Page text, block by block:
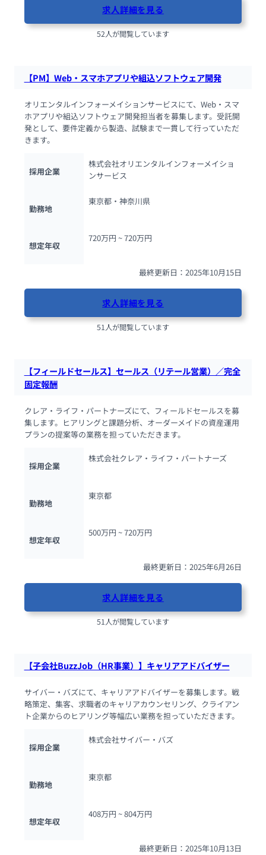
求人詳細を見る
52人が閲覧しています
【PM】Web・スマホアプリや組込ソフトウェア開発
オリエンタルインフォーメイションサービスにて、Web・スマ
ホアプリや組込ソフトウェア開発担当者を募集します。受託開
発として、要件定義から製造、試験まで一貫して行っていただ
きます。
採用企業
株式会社オリエンタルインフォーメイショ
ンサービス
勤務地
東京都・神奈川県
想定年収
720万円 ~ 720万円
最終更新日：2025年10月15日
求人詳細を見る
51人が閲覧しています
【フィールドセールス】セールス（リテール営業）／完全
固定報酬
クレア・ライフ・パートナーズにて、フィールドセールスを募
集します。ヒアリングと課題分析、オーダーメイドの資産運用
プランの提案等の業務を担っていただきます。
採用企業
株式会社クレア・ライフ・パートナーズ
勤務地
東京都
想定年収
500万円 ~ 720万円
最終更新日：2025年6月26日
求人詳細を見る
51人が閲覧しています
【子会社BuzzJob（HR事業）】キャリアアドバイザー
サイバー・バズにて、キャリアアドバイザーを募集します。戦
略策定、集客、求職者のキャリアカウンセリング、クライアン
ト企業からのヒアリング等幅広い業務を担っていただきます。
採用企業
株式会社サイバー・バズ
勤務地
東京都
想定年収
408万円 ~ 804万円
最終更新日：2025年10月13日